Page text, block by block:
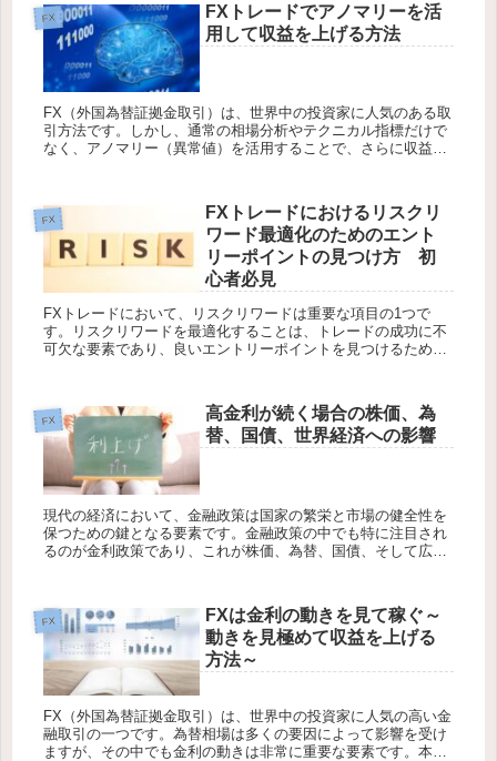
FX
FXトレードでアノマリーを活
用して収益を上げる方法
FX（外国為替証拠金取引）は、世界中の投資家に人気のある取
引方法です。しかし、通常の相場分析やテクニカル指標だけで
なく、アノマリー（異常値）を活用することで、さらに収益を
FX
FXトレードにおけるリスクリ
ワード最適化のためのエント
リーポイントの見つけ方 初
心者必見
FXトレードにおいて、リスクリワードは重要な項目の1つで
す。リスクリワードを最適化することは、トレードの成功に不
可欠な要素であり、良いエントリーポイントを見つけるための
FX
高金利が続く場合の株価、為
替、国債、世界経済への影響
現代の経済において、金融政策は国家の繁栄と市場の健全性を
保つための鍵となる要素です。金融政策の中でも特に注目され
るのが金利政策であり、これが株価、為替、国債、そして広範
FX
FXは金利の動きを見て稼ぐ～
動きを見極めて収益を上げる
方法～
FX（外国為替証拠金取引）は、世界中の投資家に人気の高い金
融取引の一つです。為替相場は多くの要因によって影響を受け
ますが、その中でも金利の動きは非常に重要な要素です。本記